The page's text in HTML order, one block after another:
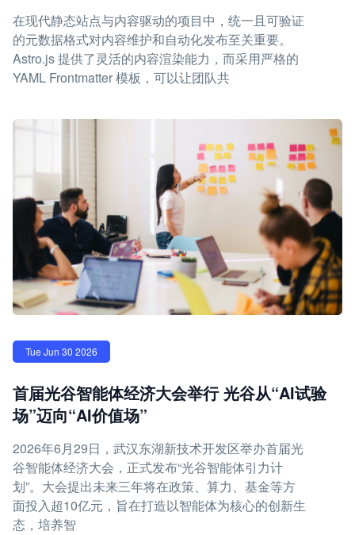
在现代静态站点与内容驱动的项目中，统一且可验证
的元数据格式对内容维护和自动化发布至关重要。
Astro.js 提供了灵活的内容渲染能力，而采用严格的
YAML Frontmatter 模板，可以让团队共
Tue Jun 30 2026
首届光谷智能体经济大会举行 光谷从“AI试验
场”迈向“AI价值场”
2026年6月29日，武汉东湖新技术开发区举办首届光
谷智能体经济大会，正式发布“光谷智能体引力计
划”。大会提出未来三年将在政策、算力、基金等方
面投入超10亿元，旨在打造以智能体为核心的创新生
态，培养智